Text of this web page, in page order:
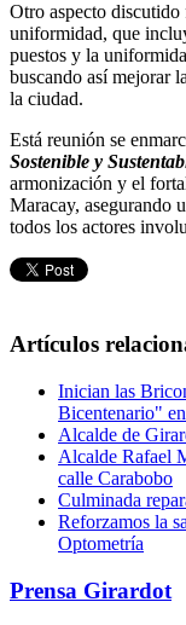
Otro aspecto
uniformidad, que
puestos y la
buscando así mejorar
la ciudad.
Está reunión se
Sostenible y
armonización y el
Maracay, asegurando
todos los actores
Artículos
Inician las
Bicentenario"
Alcalde de
Alcalde Rafael
calle Carabobo
Culminada
Reforzamos la
Optometría
Prensa Girardot